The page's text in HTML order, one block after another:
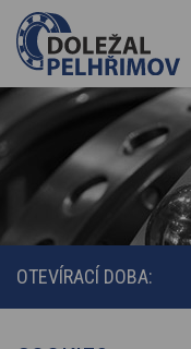
OTEVÍRACÍ DOBA: